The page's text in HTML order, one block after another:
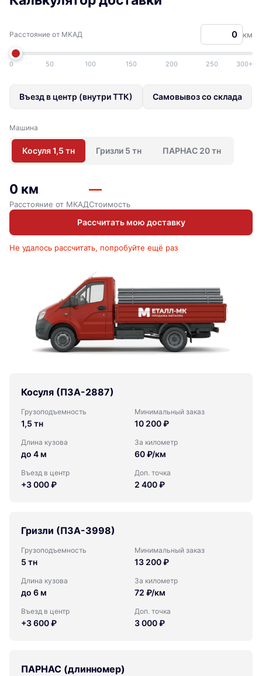
Расстояние от МКАД км
0 50 100 150 200 250 300+
Въезд в центр (внутри ТТК) Самовывоз со склада
Машина
Косуля 1,5 тн Гризли 5 тн ПАРНАС 20 тн
0 км
Расстояние от МКАД
—
Стоимость
Рассчитать мою доставку
Не удалось рассчитать, попробуйте ещё раз
Косуля (ПЗА-2887)
Грузоподъемность
1,5 тн
Минимальный заказ
10 200 ₽
Длина кузова
до 4 м
За километр
60 ₽/км
Въезд в центр
+3 000 ₽
Доп. точка
2 400 ₽
Гризли (ПЗА-3998)
Грузоподъемность
5 тн
Минимальный заказ
13 200 ₽
Длина кузова
до 6 м
За километр
72 ₽/км
Въезд в центр
+3 600 ₽
Доп. точка
3 000 ₽
ПАРНАС (длинномер)